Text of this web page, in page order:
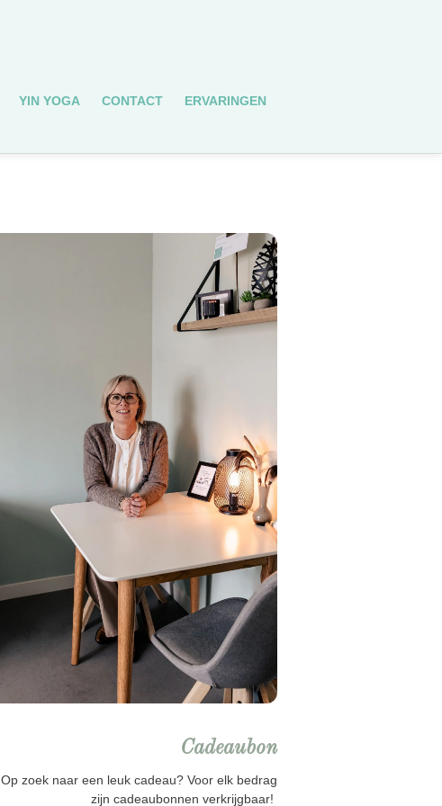
YIN YOGA CONTACT ERVARINGEN
Cadeaubon
Op zoek naar een leuk cadeau? Voor elk bedrag
zijn cadeaubonnen verkrijgbaar!